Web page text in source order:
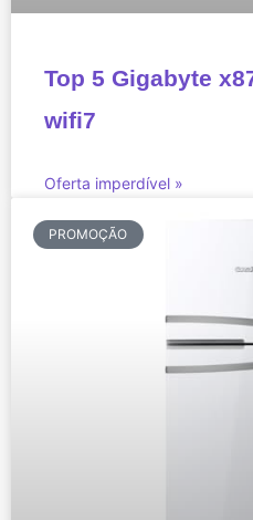
Top 5 Gigabyte
wifi7
Oferta imperdível »
PROMOÇÃO